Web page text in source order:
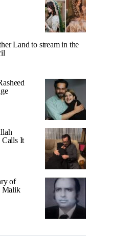
Land to stream in the
It
of
Malik